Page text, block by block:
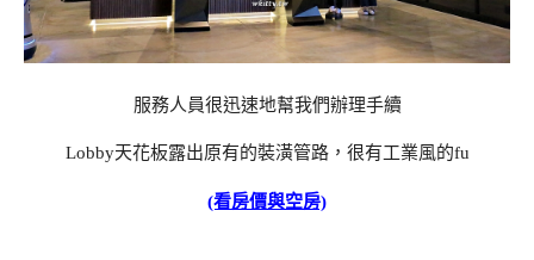
服務人員很迅速地幫我們辦理手續
Lobby天花板露出原有的裝潢管路，很有工業風的fu
(看房價與空房)